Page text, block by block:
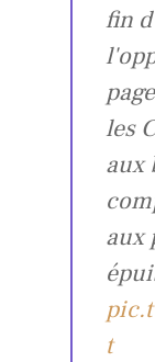
fin
les
aux
aux
t